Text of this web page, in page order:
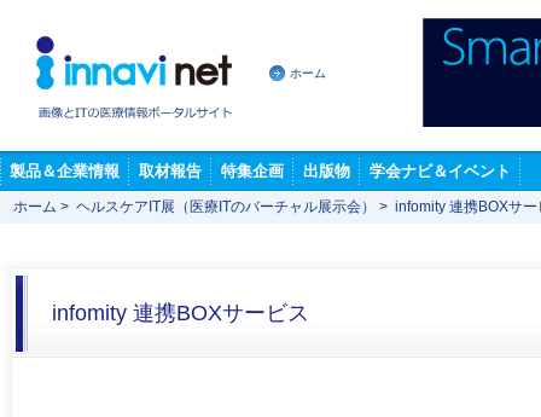
ホーム
製品＆企業情報 取材報告 特集企画 出版物 学会ナビ＆イベント
ホーム > ヘルスケアIT展（医療ITのバーチャル展示会） > infomity 連携BOXサー
infomity 連携BOXサービス